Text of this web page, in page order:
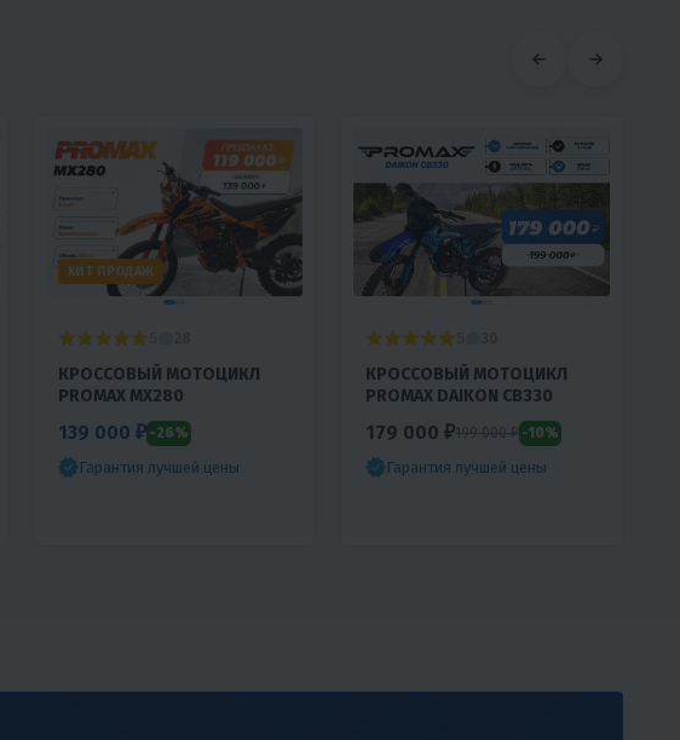
ХИТ ПРОДАЖ
Video
Player
loading.
КРОССОВЫЙ МОТОЦИКЛ
PROMAX MX280
139 000 ₽ -26%
Гарантия лучшей цены
КРОССОВЫЙ МОТОЦИКЛ
PROMAX DAIKON CB330
179 000 ₽199 000 ₽ -10%
Гарантия лучшей цены